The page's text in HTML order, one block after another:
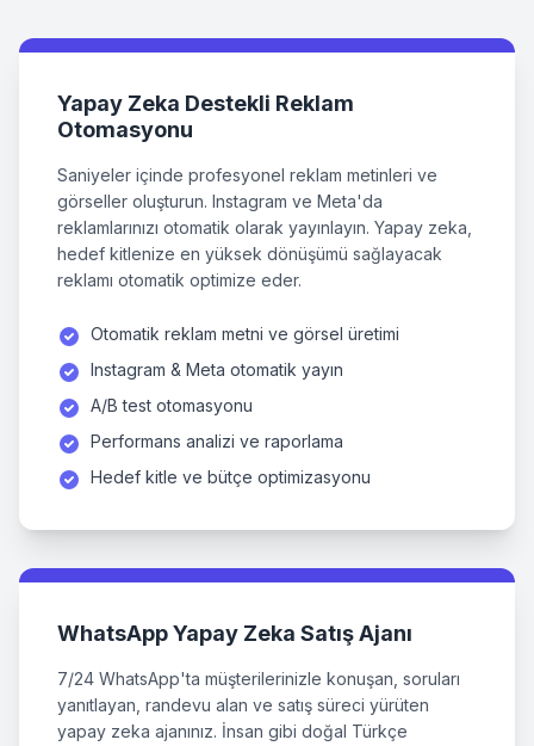
Yapay Zeka Destekli Reklam
Otomasyonu
Saniyeler içinde profesyonel reklam metinleri ve
görseller oluşturun. Instagram ve Meta'da
reklamlarınızı otomatik olarak yayınlayın. Yapay zeka,
hedef kitlenize en yüksek dönüşümü sağlayacak
reklamı otomatik optimize eder.
Otomatik reklam metni ve görsel üretimi
Instagram & Meta otomatik yayın
A/B test otomasyonu
Performans analizi ve raporlama
Hedef kitle ve bütçe optimizasyonu
WhatsApp Yapay Zeka Satış Ajanı
7/24 WhatsApp'ta müşterilerinizle konuşan, soruları
yanıtlayan, randevu alan ve satış süreci yürüten
yapay zeka ajanınız. İnsan gibi doğal Türkçe